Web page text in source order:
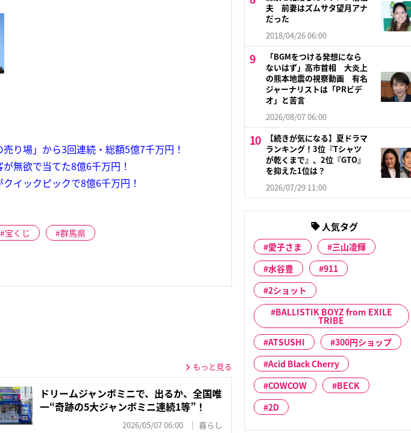
り場」から3回連続・総額5億7千万円！
無欲で当てた8億6千万円！
イックピックで8億6千万円！
宝くじ 群馬県
もっと見る
ドリームジャンボミニで、出るか、全国唯
一“奇跡の5大ジャンボミニ連続1等”！
2026/05/07 06:00 暮らし
夫 前妻はズムサタ望月アナ
だった
2018/04/26 06:00
「BGMをつける発想になら
ないはず」高市首相 大炎上
の熊本地震の視察動画 有名
ジャーナリストは「PRビデ
オ」と苦言
2026/08/07 06:00
【続きが気になる】夏ドラマ
ランキング！3位『Tシャツ
が乾くまで』、2位『GTO』
を抑えた1位は？
2026/07/29 11:00
人気タグ
愛子さま
三山凌輝
水谷豊
911
2ショット
BALLISTIK BOYZ from EXILE
TRIBE
ATSUSHI
300円ショップ
Acid Black Cherry
COWCOW
BECK
2D